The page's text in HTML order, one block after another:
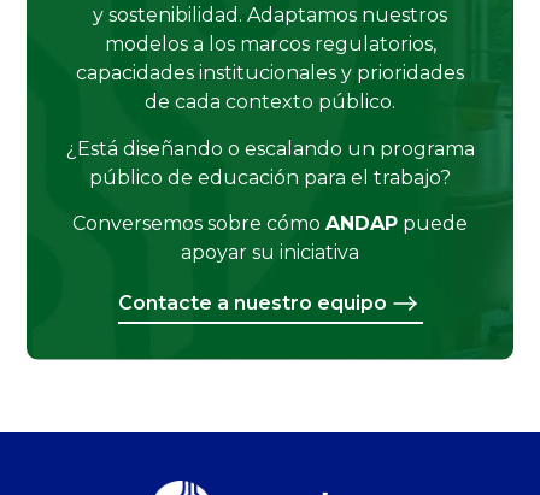
y sostenibilidad. Adaptamos nuestros
modelos a los marcos regulatorios,
capacidades institucionales y prioridades
de cada contexto público.
¿Está diseñando o escalando un programa
público de educación para el trabajo?
Conversemos sobre cómo ANDAP puede
apoyar su iniciativa
Contacte a nuestro equipo